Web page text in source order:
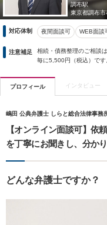
調布駅
東京都調布
対応体制 夜間面談可 WEB面談
注意補足
相続・債務整理のご相談
毎に5,500円（税込）です
プロフィール インタビュー
嶋田 公典弁護士 しらと総合法律事務
【オンライン面談可】依
を丁寧にお聞きし、分か
どんな弁護士ですか？